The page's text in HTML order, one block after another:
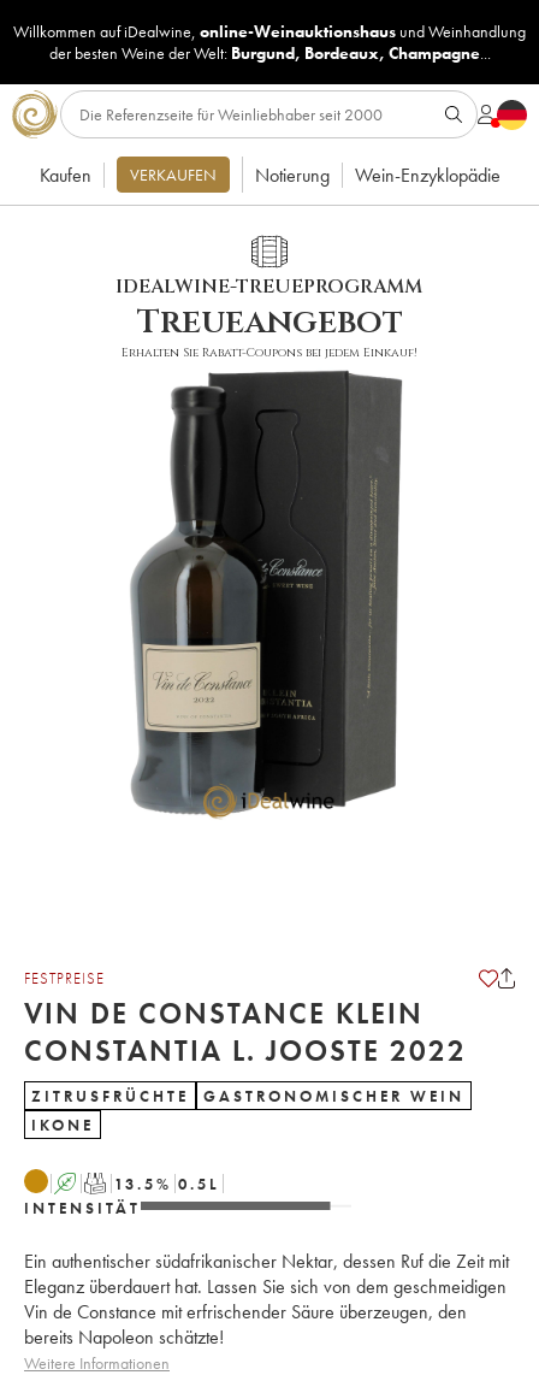
Willkommen auf iDealwine, online-Weinauktionshaus undWeinhandlung
der besten Weine der Welt: Burgund, Bordeaux, Champagne...
Kaufen VERKAUFEN Notierung Wein-Enzyklopädie
IDEALWINE-TREUEPROGRAMM
Treueangebot
Erhalten Sie Rabatt-Coupons bei jedem Einkauf!
FESTPREISE
VIN DE CONSTANCE KLEIN
CONSTANTIA L. JOOSTE 2022
ZITRUSFRÜCHTE
GASTRONOMISCHER WEIN
IKONE
A T 13.5% 0.5 L
INTENSITÄT
Ein authentischer südafrikanischer Nektar, dessen Ruf die Zeit mit
Eleganz überdauert hat. Lassen Sie sich von dem geschmeidigen
Vin de Constance mit erfrischender Säure überzeugen, den
bereits Napoleon schätzte!
Weitere Informationen